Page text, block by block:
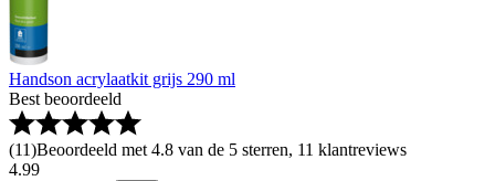
Handson acrylaatkit grijs 290 ml
Best beoordeeld
(11)Beoordeeld met 4.8 van de 5 sterren, 11 klantreviews
4.99